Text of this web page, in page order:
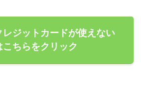
レジットカードが使えない
こちらをクリック